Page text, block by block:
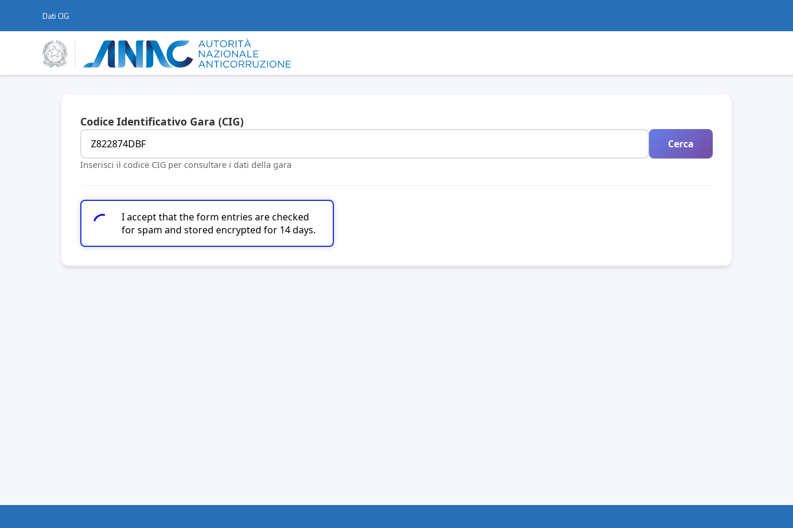
Dati CIG
Codice Identificativo Gara (CIG)
Cerca
Inserisci il codice CIG per consultare i dati della gara
I accept that the form entries are checked
for spam and stored encrypted for 14 days.